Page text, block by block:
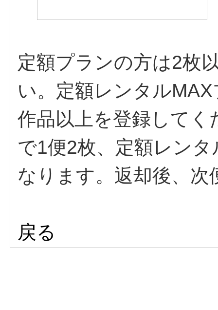
定額プランの方は2枚
い。定額レンタル
作品以上を登録して
で1便2枚、定額レン
なります。返却後、
戻る